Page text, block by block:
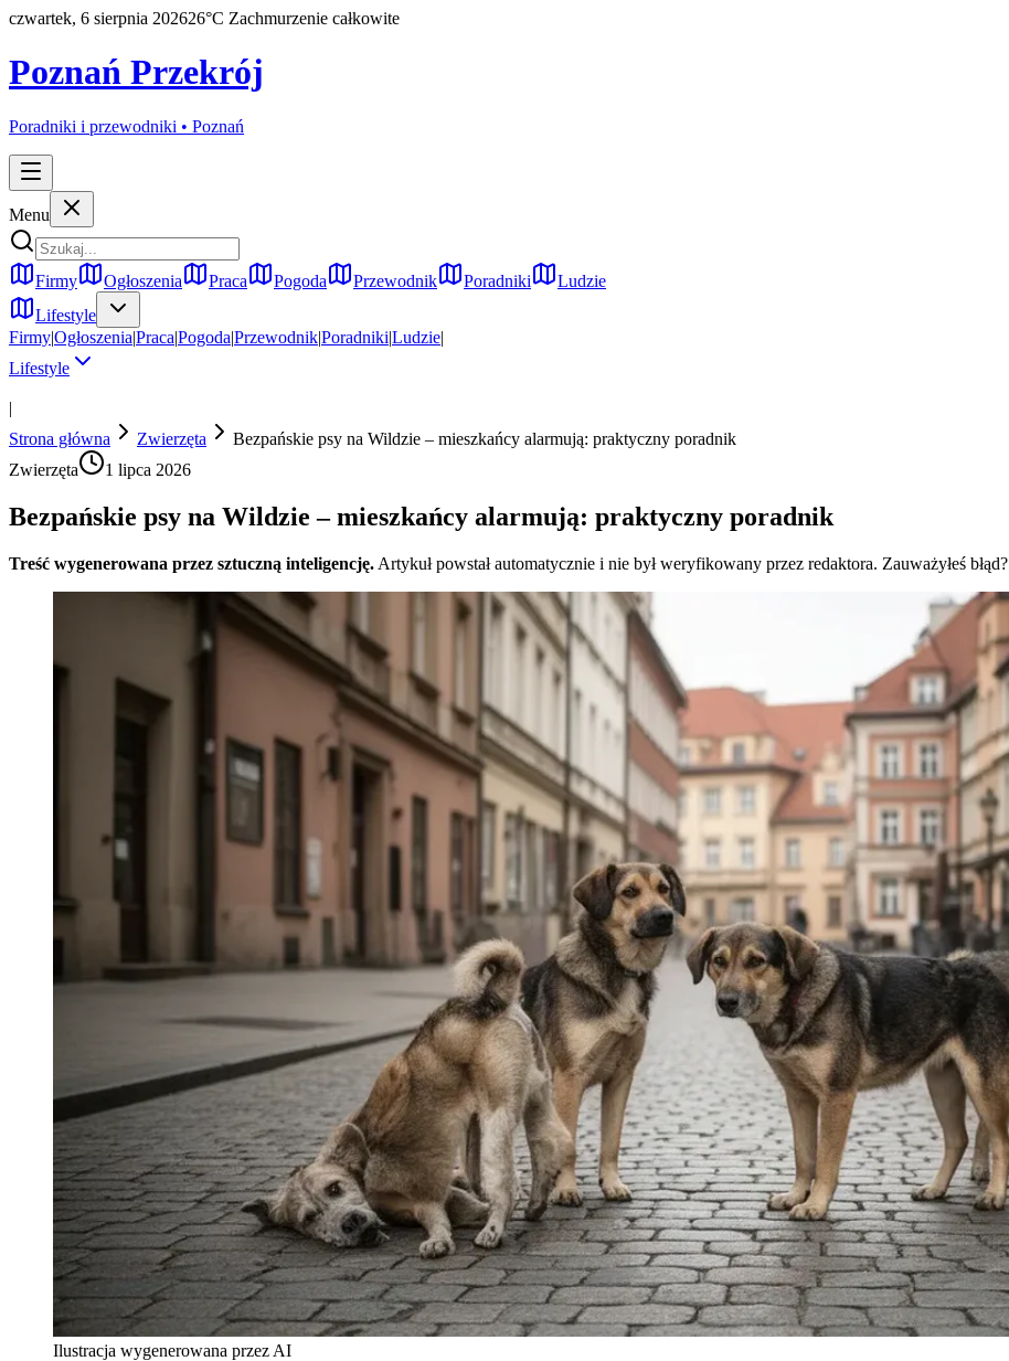
czwartek, 6 sierpnia 202626°C Zachmurzenie całkowite
Poznań Przekrój
Poradniki i przewodniki • Poznań
Menu
Firmy Ogłoszenia Praca Pogoda Przewodnik Poradniki
Ludzie
Lifestyle
Firmy|Ogłoszenia|Praca|Pogoda|Przewodnik|Poradniki|Ludzie|
Lifestyle
|
Strona główna
Zwierzęta
Bezpańskie psy na Wildzie – mieszkańcy alarmują: praktyczny poradnik
Zwierzęta
1 lipca 2026
Bezpańskie psy na Wildzie – mieszkańcy alarmują: praktyczny poradnik
Treść wygenerowana przez sztuczną inteligencję. Artykuł powstał automatycznie i nie był weryfikowany przez redaktora. Zauważyłeś błąd?
Ilustracja wygenerowana przez AI